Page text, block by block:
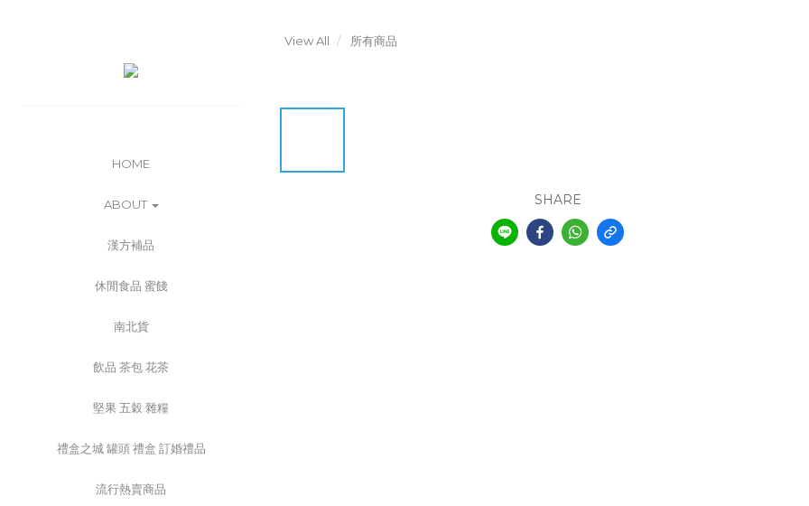
HOME
ABOUT
漢方補品
休閒食品 蜜餞
南北貨
飲品 茶包 花茶
堅果 五穀 雜糧
禮盒之城 罐頭 禮盒 訂婚禮品
流行熱賣商品
View All 所有商品
SHARE